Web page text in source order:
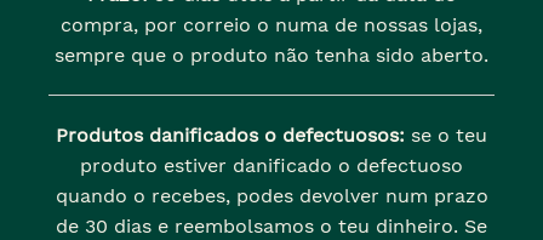
compra, por correio o numa de nossas lojas,
sempre que o produto não tenha sido aberto.
Produtos danificados o defectuosos: se o teu
produto estiver danificado o defectuoso
quando o recebes, podes devolver num prazo
de 30 dias e reembolsamos o teu dinheiro. Se